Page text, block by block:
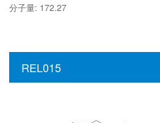
分子量: 172.27
REL015